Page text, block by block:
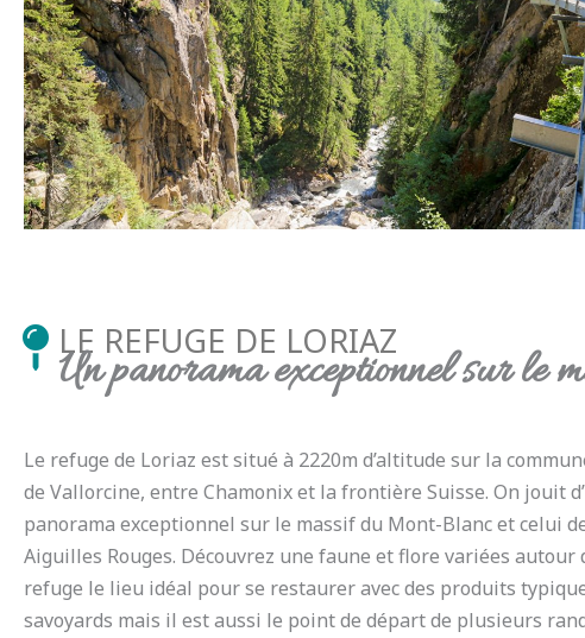
LE REFUGE DE LORIAZ
Un panorama exceptionnel sur
Le refuge de Loriaz est situé à 2220m d’altitude sur la
de Vallorcine, entre Chamonix et la frontière Suisse. On jouit
panorama exceptionnel sur le massif du Mont-Blanc et celui
Aiguilles Rouges. Découvrez une faune et flore variées autour
refuge le lieu idéal pour se restaurer avec des produits
savoyards mais il est aussi le point de départ de plusieurs